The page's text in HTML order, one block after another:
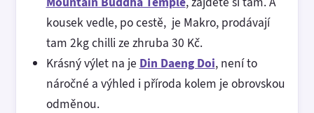
kousek vedle, po cestě, je Makro, prodávají
tam 2kg chilli ze zhruba 30 Kč.
Krásný výlet na je Din Daeng Doi, není to
náročné a výhled i příroda kolem je obrovskou
odměnou.